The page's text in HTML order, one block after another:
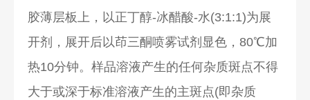
胶薄层板上，以正丁醇-冰醋酸-水(3:1:1)为展
开剂，展开后以茚三酮喷雾试剂显色，80℃加
热10分钟。样品溶液产生的任何杂质斑点不得
大于或深于标准溶液产生的主斑点(即杂质